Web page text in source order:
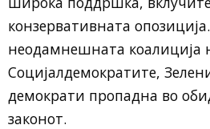
конзервативната
неодамнешната коалиција
Социјалдемократите,
демократи пропадна во
законот.